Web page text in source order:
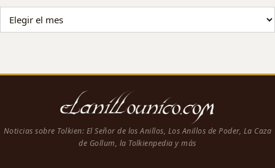
ARCHIVO DE NOTICIAS
Noticias sobre Tolkien: El Señor de los Anillos, Los Anillos de Poder, La Caza
de Gollum, la Tolkienpedia y más